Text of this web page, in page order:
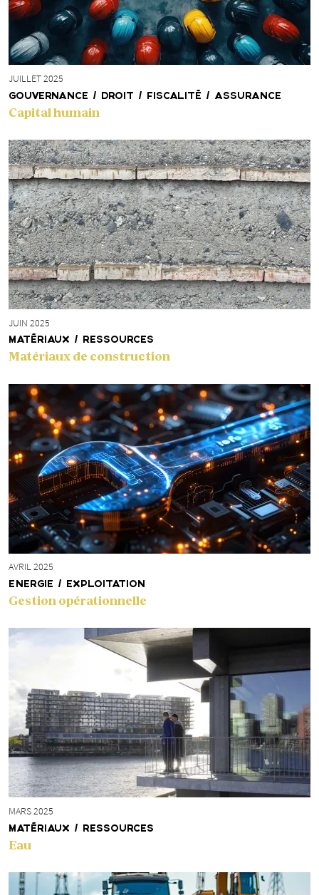
JUILLET 2025
GOUVERNANCE / DROIT / FISCALITÉ / ASSURANCE
Capital humain
JUIN 2025
MATÉRIAUX / RESSOURCES
Matériaux de construction
AVRIL 2025
ENERGIE / EXPLOITATION
Gestion opérationnelle
MARS 2025
MATÉRIAUX / RESSOURCES
Eau